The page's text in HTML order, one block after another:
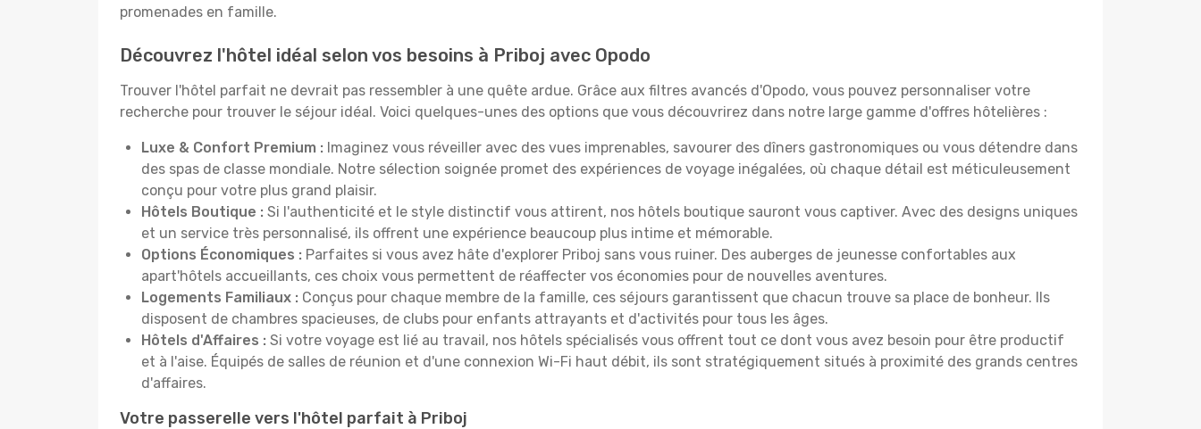
promenades en famille.
Découvrez l'hôtel idéal selon vos besoins à Priboj avec Opodo
Trouver l'hôtel parfait ne devrait pas ressembler à une quête ardue. Grâce aux filtres avancés d'Opodo, vous pouvez personnaliser votre
recherche pour trouver le séjour idéal. Voici quelques-unes des options que vous découvrirez dans notre large gamme d'offres hôtelières :
Luxe & Confort Premium : Imaginez vous réveiller avec des vues imprenables, savourer des dîners gastronomiques ou vous détendre dans
des spas de classe mondiale. Notre sélection soignée promet des expériences de voyage inégalées, où chaque détail est méticuleusement
conçu pour votre plus grand plaisir.
Hôtels Boutique : Si l'authenticité et le style distinctif vous attirent, nos hôtels boutique sauront vous captiver. Avec des designs uniques
et un service très personnalisé, ils offrent une expérience beaucoup plus intime et mémorable.
Options Économiques : Parfaites si vous avez hâte d'explorer Priboj sans vous ruiner. Des auberges de jeunesse confortables aux
apart'hôtels accueillants, ces choix vous permettent de réaffecter vos économies pour de nouvelles aventures.
Logements Familiaux : Conçus pour chaque membre de la famille, ces séjours garantissent que chacun trouve sa place de bonheur. Ils
disposent de chambres spacieuses, de clubs pour enfants attrayants et d'activités pour tous les âges.
Hôtels d'Affaires : Si votre voyage est lié au travail, nos hôtels spécialisés vous offrent tout ce dont vous avez besoin pour être productif
et à l'aise. Équipés de salles de réunion et d'une connexion Wi-Fi haut débit, ils sont stratégiquement situés à proximité des grands centres
d'affaires.
Votre passerelle vers l'hôtel parfait à Priboj